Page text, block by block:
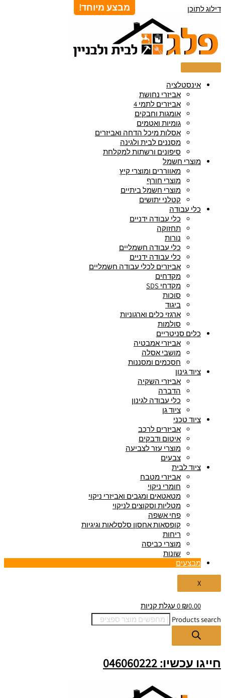
דילוג לתוכן
אינסטלציה
אביזרי נחושת
אביזרים לתמי 4
אומגות וחבקים
גומיות ואטמים
אסלות מיכל הדחה ואביזרים
מסננים לבית ולגינה
סיפונים ורשתות למקלחת
מוצרי חשמל
מאווררים ומוצרי קיץ
מוצרי חורף
מוצרי חשמל ביתיים
קטלני יתושים
כלי עבודה
כלי עבודה ידניים
תחזוקה
נורות
כלי עבודה חשמליים
כלי עבודה ידניים
אביזרים לכלי עבודה חשמליים
מקדחים
מקדחי SDS
סוכות
ביגוד
ארגזי כלים וארגוניות
סולמות
כלים סניטריים
אביזרי אמבטיה
מושבי אסלה
חסכמים ומסננות
ציוד גינון
אביזרי השקיה
הדברה
כלי עבודה לגינון
ציוד גן
ציוד טכני
אביזרים לרכב
איטום ודבקים
מוצרי עזר לצביעה
צבעים
ציוד לבית
אביזרי מטבח
חומרי ניקוי
מטאטאים ומגבים ואביזרי ניקוי
מטליות וסקוצים לניקוי
פחי אשפה
קופסאות אחסון סלסלאות וגיגיות
ריחות
מוצרי כביסה
שונות
מבצעים
X
₪0.00
0 עגלת קניות
Products search
חייגו עכשיו: 046060222
מבצע מיוחד!